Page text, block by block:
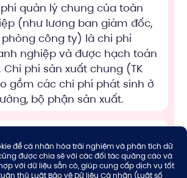
quản lý chung của toàn
(như lương ban giám đốc,
công ty) là chi phí
nghiệp và được hạch toán
Chi phí sản xuất chung (TK
gồm các chi phí phát sinh ở
bộ phận sản xuất.
và biến đổi?